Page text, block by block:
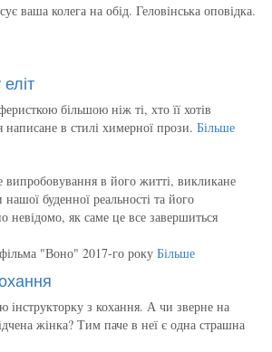
ваша колега на обід. Геловінська оповідка.
більшою ніж ті, хто її хотів
в стилі химерної прози. Більше
випробовування в його житті, викликане
буденної реальності та його
невідомо, як саме це все завершиться
"Воно" 2017-го року Більше
інструкторку з кохання. А чи зверне на
жінка? Тим паче в неї є одна страшна